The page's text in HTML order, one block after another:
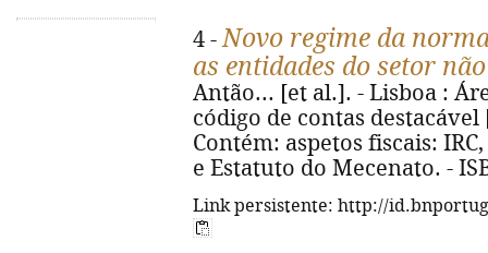
4 -Novo regime da
as entidades do setor
Antão... [et al.]. - Lisboa :
código de contas
Contém: aspetos fiscais:
e Estatuto do Mecenato. -
Link persistente: http://